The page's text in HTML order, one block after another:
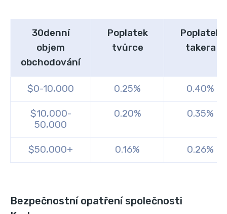
30denní
objem
obchodování
Poplatek
tvůrce
Poplatek
takera
$0-10,000 0.25% 0.40%
$10,000-
50,000
0.20% 0.35%
$50,000+ 0.16% 0.26%
Bezpečnostní opatření společnosti